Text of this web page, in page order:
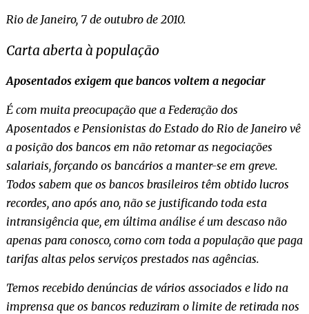
Rio de Janeiro, 7 de outubro de 2010.
Carta aberta à população
Aposentados exigem que bancos voltem a negociar
É com muita preocupação que a Federação dos
Aposentados e Pensionistas do Estado do Rio de Janeiro vê
a posição dos bancos em não retomar as negociações
salariais, forçando os bancários a manter-se em greve.
Todos sabem que os bancos brasileiros têm obtido lucros
recordes, ano após ano, não se justificando toda esta
intransigência que, em última análise é um descaso não
apenas para conosco, como com toda a população que paga
tarifas altas pelos serviços prestados nas agências.
Temos recebido denúncias de vários associados e lido na
imprensa que os bancos reduziram o limite de retirada nos